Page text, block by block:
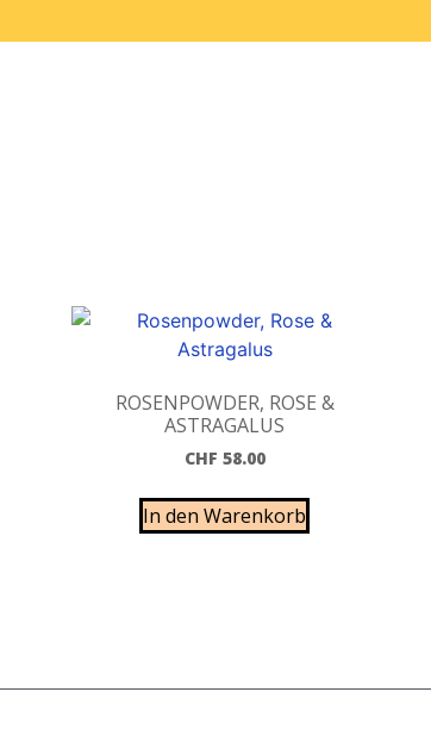
ROSENPOWDER, ROSE &
ASTRAGALUS
CHF 58.00
In den Warenkorb